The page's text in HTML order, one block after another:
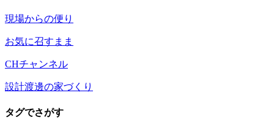
現場からの便り
お気に召すまま
CHチャンネル
設計渡邊の家づくり
タグでさがす